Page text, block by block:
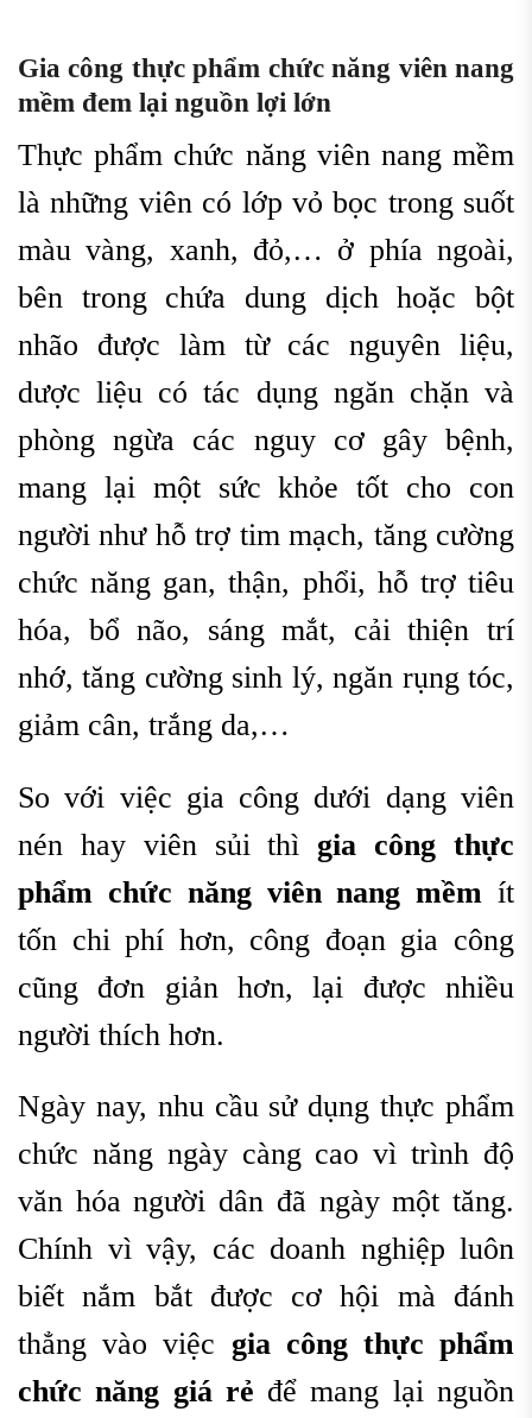
Gia công thực phẩm chức năng viên nang
mềm đem lại nguồn lợi lớn
Thực phẩm chức năng viên nang mềm
là những viên có lớp vỏ bọc trong suốt
màu vàng, xanh, đỏ,… ở phía ngoài,
bên trong chứa dung dịch hoặc bột
nhão được làm từ các nguyên liệu,
dược liệu có tác dụng ngăn chặn và
phòng ngừa các nguy cơ gây bệnh,
mang lại một sức khỏe tốt cho con
người như hỗ trợ tim mạch, tăng cường
chức năng gan, thận, phổi, hỗ trợ tiêu
hóa, bổ não, sáng mắt, cải thiện trí
nhớ, tăng cường sinh lý, ngăn rụng tóc,
giảm cân, trắng da,…
So với việc gia công dưới dạng viên
nén hay viên sủi thì gia công thực
phẩm chức năng viên nang mềm ít
tốn chi phí hơn, công đoạn gia công
cũng đơn giản hơn, lại được nhiều
người thích hơn.
Ngày nay, nhu cầu sử dụng thực phẩm
chức năng ngày càng cao vì trình độ
văn hóa người dân đã ngày một tăng.
Chính vì vậy, các doanh nghiệp luôn
biết nắm bắt được cơ hội mà đánh
thẳng vào việc gia công thực phẩm
chức năng giá rẻ để mang lại nguồn